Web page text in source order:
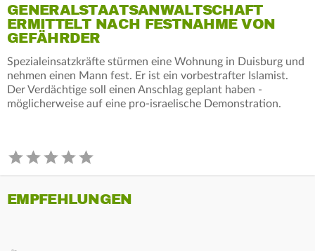
GENERALSTAATSANWALTSCHAFT
ERMITTELT NACH FESTNAHME VON
GEFÄHRDER
Spezialeinsatzkräfte stürmen eine Wohnung in Duisburg und
nehmen einen Mann fest. Er ist ein vorbestrafter Islamist.
Der Verdächtige soll einen Anschlag geplant haben -
möglicherweise auf eine pro-israelische Demonstration.
EMPFEHLUNGEN